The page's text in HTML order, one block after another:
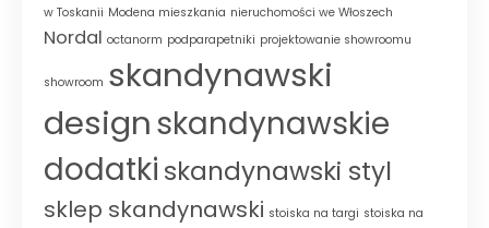
w Toskanii Modena mieszkania nieruchomości we Włoszech
Nordal octanorm podparapetniki projektowanie showroomu
showroom skandynawski
designskandynawskie
dodatki skandynawski styl
sklep skandynawski stoiska na targi stoiska na